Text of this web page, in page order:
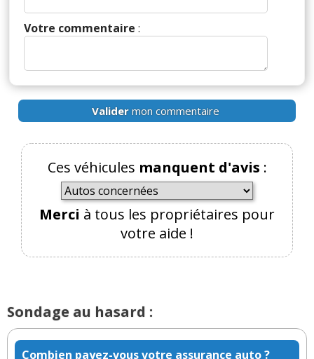
Donc conso borne (19.47/0.88) 22.12 kWh
rendement ligne basse tension (décla ERDF) 0.94
Rendement lignes HT (décla RTE) 0.98
donc il faut balancer (22.36/0.98) 24.02 kWh dans
les lignes
à base de :
- 62.7% de nucléaire qui a un rendement estimé à
33%.
- 11.1% de fossile qui a un rendement estimé à
35%
- 26.2% de ENR qui ont un rendement estimé à
45% (merci l'hydraulique)
- 43.36 kWh d'énergie nucléaire nécessaire
- 7.24 kWh d'énergie fossile nécessaire
Votre commentaire :
Validermon commentaire
Ces véhicules manquent d'avis :
Merci à tous les propriétaires pour
votre aide !
Sondage au hasard :
Combien payez-vous votre assurance auto ?